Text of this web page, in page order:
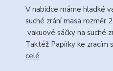
V nabídce máme hladké
suché zrání masa rozměr
vakuové sáčky na suché
Taktéž Papírky ke zracím
celé